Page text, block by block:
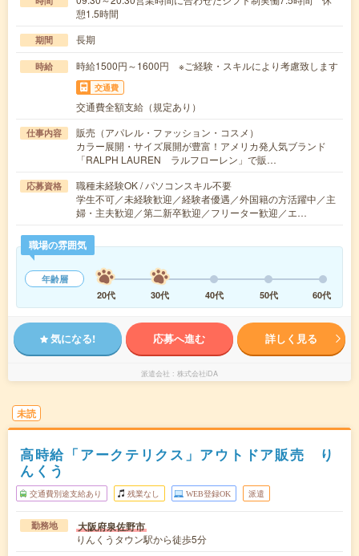
憩1.5時間
期間 長期
時給 時給1500円～1600円 ※ご経験・スキルにより考慮致します
交通費
交通費全額支給（規定あり）
仕事内容
販売（アパレル・ファッション・コスメ）
カラー展開・サイズ展開が豊富！アメリカ発人気ブランド
「RALPH LAUREN ラルフローレン」で販…
応募資格
職種未経験OK / パソコンスキル不要
学生不可／未経験歓迎／経験者優遇／外国籍の方活躍中／主
婦・主夫歓迎／第二新卒歓迎／フリーター歓迎／エ…
職場の雰囲気
年齢層
20代
30代 40代 50代 60代
気になる! 応募へ進む 詳しく見る
派遣会社 株式会社iDA
未読
高時給「アークテリクス」アウトドア販売 り
んくう
交通費別途支給あり 残業なし WEB登録OK 派遣
勤務地 大阪府泉佐野市
りんくうタウン駅から徒歩5分